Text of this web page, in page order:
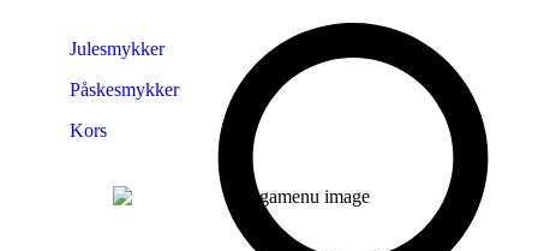
Julesmykker
Påskesmykker
Kors